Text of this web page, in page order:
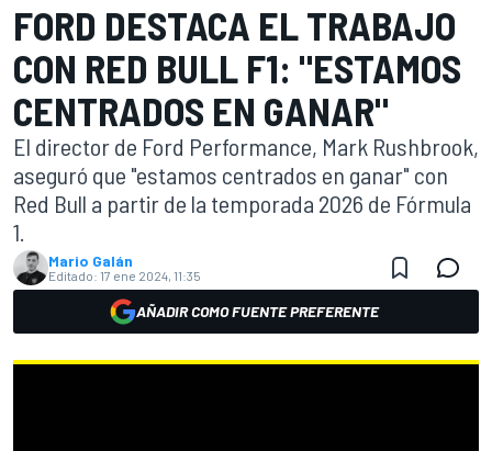
FORD DESTACA EL TRABAJO
CON RED BULL F1: "ESTAMOS
CENTRADOS EN GANAR"
El director de Ford Performance, Mark Rushbrook,
aseguró que "estamos centrados en ganar" con
Red Bull a partir de la temporada 2026 de Fórmula
1.
Mario Galán
Editado: 17 ene 2024, 11:35
AÑADIR COMO FUENTE PREFERENTE